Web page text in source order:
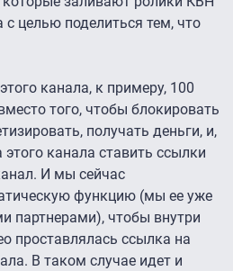
с целью поделиться тем, что
канала, к примеру, 100
того, чтобы блокировать
получать деньги, и,
канала ставить ссылки
И мы сейчас
функцию (мы ее уже
партнерами), чтобы внутри
проставлялась ссылка на
В таком случае идет и